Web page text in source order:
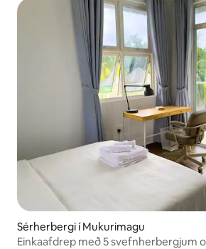
Sérherbergi í Mukurimagu
Einkaafdrep með 5 svefnherbergjum